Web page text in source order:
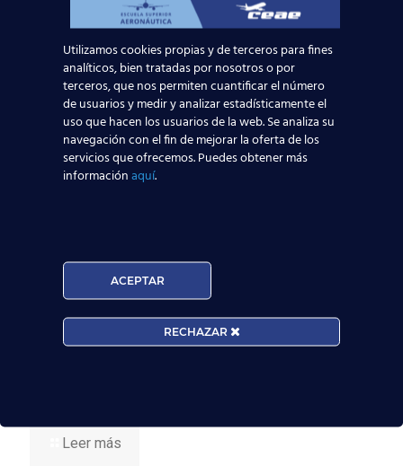
Noticias Relacionadas
Mapa de la aviación global 2025: las rutas más
transitadas y los países con más pasajeros
Leer más
quieren ser TCP
Leer más
Leer más
Utilizamos cookies propias y de terceros para fines
analíticos, bien tratadas por nosotros o por
terceros, que nos permiten cuantificar el número
de usuarios y medir y analizar estadísticamente el
uso que hacen los usuarios de la web. Se analiza su
navegación con el fin de mejorar la oferta de los
servicios que ofrecemos. Puedes obtener más
informaciónaquí.
ACEPTAR
RECHAZAR